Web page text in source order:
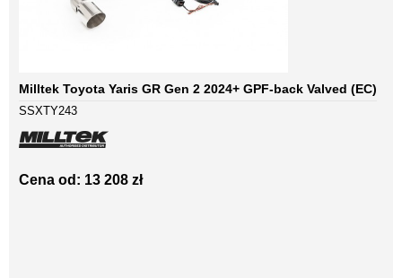
Milltek Toyota Yaris GR Gen 2 2024+ GPF-back Valved (EC)
SSXTY243
Cena od: 13 208 zł